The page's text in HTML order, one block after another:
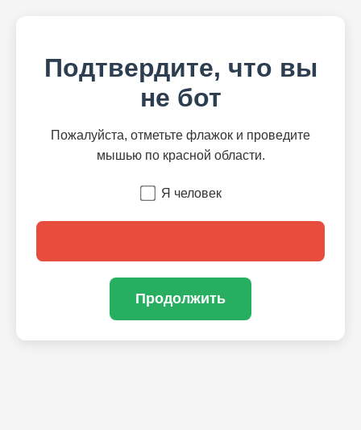
Подтвердите, что вы
не бот
Пожалуйста, отметьте флажок и проведите
мышью по красной области.
Я человек
Продолжить